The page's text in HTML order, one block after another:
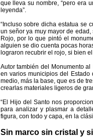
que lleva su nombre, “pero era
leyenda”.
“Incluso sobre dicha estatua se
un señor ya muy mayor de
Rojo, por lo que pintó el
alguien se dio cuenta pocas
lograron recubrir el rojo, si bien
Autor también del Monumento
en varios municipios del
medio, más la base, que es de
crearlas materiales ligeros de
“El Hijo del Santo nos
para analizar y plasmar a
figura, con todo y capa, en la
Sin marco sin cristal y